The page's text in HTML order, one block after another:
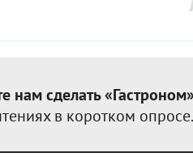
нам сделать
в коротком опросе.